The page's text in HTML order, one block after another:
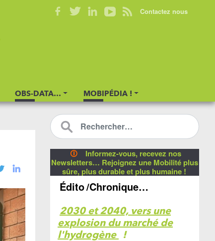
OBS-DATA… MOBIPÉDIA !
Contactez nous
🛈
Informez-vous, recevez nos
Newsletters… Rejoignez une Mobilité plus
sûre, plus durable et plus humaine !
Édito/Chronique…
2030 et 2040, vers une
explosion du marché de
l'hydrogène !